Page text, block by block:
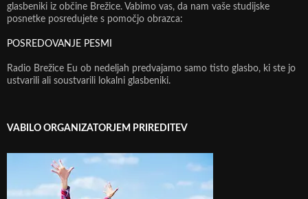
glasbeniki iz občine Brežice. Vabimo vas, da nam vaše studijske
posnetke posredujete s pomočjo obrazca:
POSREDOVANJE PESMI
Radio Brežice Eu ob nedeljah predvajamo samo tisto glasbo, ki ste jo
ustvarili ali soustvarili lokalni glasbeniki.
VABILO ORGANIZATORJEM PRIREDITEV